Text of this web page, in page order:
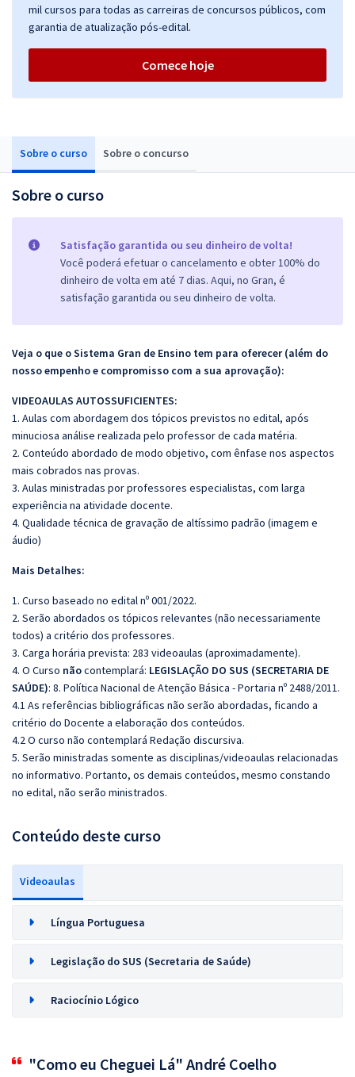
Sobre o curso Sobre o concurso
Sobre o curso
Satisfação garantida ou seu dinheiro de volta!
Você poderá efetuar o cancelamento e obter 100% do
dinheiro de volta em até 7 dias. Aqui, no Gran, é
satisfação garantida ou seu dinheiro de volta.
Veja o que o Sistema Gran de Ensino tem para oferecer (além do
nosso empenho e compromisso com a sua aprovação):
VIDEOAULAS AUTOSSUFICIENTES:
1. Aulas com abordagem dos tópicos previstos no edital, após
minuciosa análise realizada pelo professor de cada matéria.
2. Conteúdo abordado de modo objetivo, com ênfase nos aspectos
mais cobrados nas provas.
3. Aulas ministradas por professores especialistas, com larga
experiência na atividade docente.
4. Qualidade técnica de gravação de altíssimo padrão (imagem e
áudio)
Mais Detalhes:
1. Curso baseado no edital nº 001/2022.
2. Serão abordados os tópicos relevantes (não necessariamente
todos) a critério dos professores.
3. Carga horária prevista: 283 videoaulas (aproximadamente).
4. O Curso nãocontemplará: LEGISLAÇÃO DO SUS (SECRETARIA DE
SAÚDE): 8. Política Nacional de Atenção Básica - Portaria nº 2488/2011.
4.1 As referências bibliográficas não serão abordadas, ficando a
critério do Docente a elaboração dos conteúdos.
4.2 O curso não contemplará Redação discursiva.
5. Serão ministradas somente as disciplinas/videoaulas relacionadas
no informativo. Portanto, os demais conteúdos, mesmo constando
no edital, não serão ministrados.
Conteúdo deste curso
Videoaulas
Língua Portuguesa
Legislação do SUS (Secretaria de Saúde)
Raciocínio Lógico
"Como eu Cheguei Lá" André Coelho
mil cursos para todas as carreiras de concursos públicos, com
garantia de atualização pós-edital.
Comece hoje